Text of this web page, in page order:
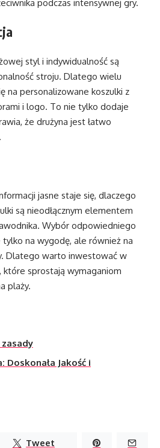
podczas intensywnej gry.
styl i indywidualność są
stroju. Dlatego wielu
na personalizowane koszulki z
i logo. To nie tylko dodaje
że drużyna jest łatwo
jasne staje się, dlaczego
są nieodłącznym elementem
Wybór odpowiedniego
tylko na wygodę, ale również na
Dlatego warto inwestować w
które sprostają wymaganiom
plaży.
Doskonała Jakość i
Tweet